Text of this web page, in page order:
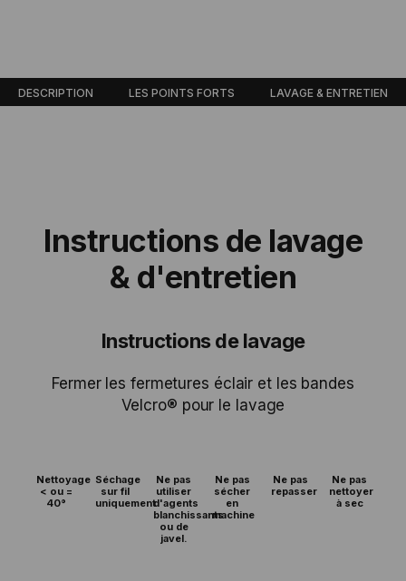
DESCRIPTION LES POINTS FORTS LAVAGE & ENTRETIEN
Instructions de lavage
& d'entretien
Instructions de lavage
Fermer les fermetures éclair et les bandes
Velcro® pour le lavage
Nettoyage
< ou =
40°
Séchage
sur fil
uniquement
Ne pas
utiliser
d'agents
blanchissants
ou de
javel.
Ne pas
sécher
en
machine
Ne pas
repasser
Ne pas
nettoyer
à sec